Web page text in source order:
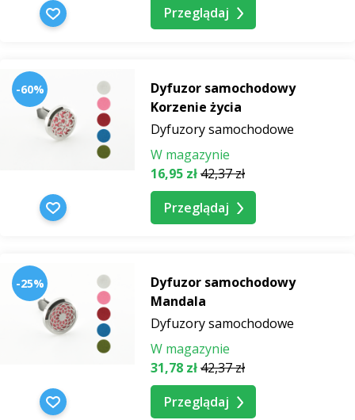
Przeglądaj
-60%
Dyfuzor samochodowy
Korzenie życia
Dyfuzory samochodowe
W magazynie
16,95 zł42,37 zł
Przeglądaj
-25%
Dyfuzor samochodowy
Mandala
Dyfuzory samochodowe
W magazynie
31,78 zł42,37 zł
Przeglądaj